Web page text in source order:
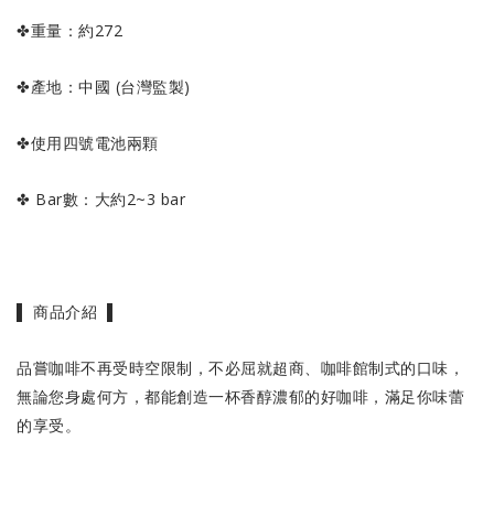
✤重量：約272
✤產地：中國 (台灣監製)
✤使用四號電池兩顆
✤ Bar數：大約2~3 bar
▌ 商品介紹 ▌
品嘗咖啡不再受時空限制，不必屈就超商、咖啡館制式的口味，
無論您身處何方，都能創造一杯香醇濃郁的好咖啡，滿足你味蕾
的享受。